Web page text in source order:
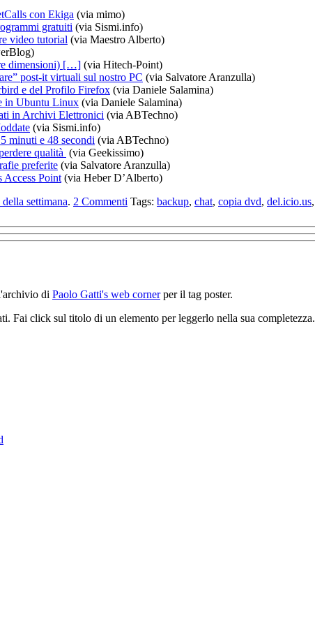
con Ekiga (via mimo)
gratuiti (via Sismi.info)
video tutorial (via Maestro Alberto)
dimensioni) […] (via Hitech-Point)
post-it virtuali sul nostro PC (via Salvatore Aranzulla)
e del Profilo Firefox (via Daniele Salamina)
in Ubuntu Linux (via Daniele Salamina)
in Archivi Elettronici (via ABTechno)
(via Sismi.info)
minuti e 48 secondi (via ABTechno)
qualità (via Geekissimo)
preferite (via Salvatore Aranzulla)
Access Point (via Heber D’Alberto)
settimana. 2 Commenti Tags: backup, chat, copia dvd, del.icio.us,
di Paolo Gatti's web cornerper il tag poster.
Fai click sul titolo di un elemento per leggerlo nella sua completezza.